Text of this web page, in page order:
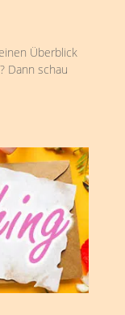
Überblick
Dann schau